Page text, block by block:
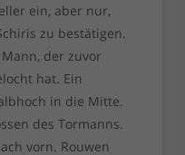
ein, aber nur,
zu bestätigen.
der zuvor
hat. Ein
in die Mitte.
des Tormanns.
vorn. Rouwen